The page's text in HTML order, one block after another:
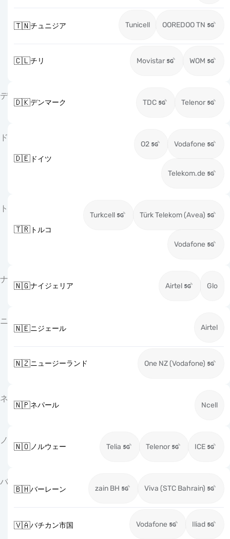
🇹🇳チュニジア Tunicell OOREDOO TN
🇨🇱チリ Movistar WOM
デ
🇩🇰デンマーク TDC Telenor
ド
🇩🇪ドイツ
O2 Vodafone
Telekom.de
ト
🇹🇷トルコ
Turkcell Türk Telekom (Avea)
Vodafone
ナ
🇳🇬ナイジェリア Airtel Glo
ニ
🇳🇪ニジェール Airtel
🇳🇿ニュージーランド One NZ (Vodafone)
ネ
🇳🇵ネパール Ncell
ノ
🇳🇴ノルウェー Telia Telenor ICE
バ
🇧🇭バーレーン zain BH Viva (STC Bahrain)
🇻🇦バチカン市国 Vodafone Iliad